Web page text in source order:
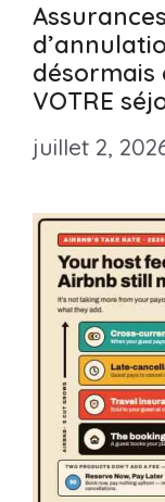
désormais
VOTRE
juillet 2,